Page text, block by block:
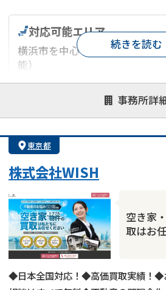
事務所詳
対応可能エリア
横浜市を中心とした神奈川県
能）
オンライン面談可
決済までが早い
1億円以上の買取
業者案件歓迎
士業連携有り
続きを読む
東京都
株式会社WISH
空き家
取はお
◆日本全国対応！◆高価買取実績！